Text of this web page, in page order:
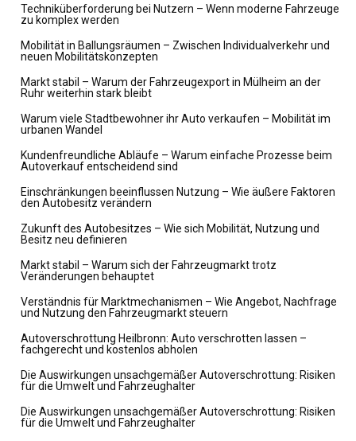
Techniküberforderung bei Nutzern – Wenn moderne Fahrzeuge
zu komplex werden
Mobilität in Ballungsräumen – Zwischen Individualverkehr und
neuen Mobilitätskonzepten
Markt stabil – Warum der Fahrzeugexport in Mülheim an der
Ruhr weiterhin stark bleibt
Warum viele Stadtbewohner ihr Auto verkaufen – Mobilität im
urbanen Wandel
Kundenfreundliche Abläufe – Warum einfache Prozesse beim
Autoverkauf entscheidend sind
Einschränkungen beeinflussen Nutzung – Wie äußere Faktoren
den Autobesitz verändern
Zukunft des Autobesitzes – Wie sich Mobilität, Nutzung und
Besitz neu definieren
Markt stabil – Warum sich der Fahrzeugmarkt trotz
Veränderungen behauptet
Verständnis für Marktmechanismen – Wie Angebot, Nachfrage
und Nutzung den Fahrzeugmarkt steuern
Autoverschrottung Heilbronn: Auto verschrotten lassen –
fachgerecht und kostenlos abholen
Die Auswirkungen unsachgemäßer Autoverschrottung: Risiken
für die Umwelt und Fahrzeughalter
Die Auswirkungen unsachgemäßer Autoverschrottung: Risiken
für die Umwelt und Fahrzeughalter